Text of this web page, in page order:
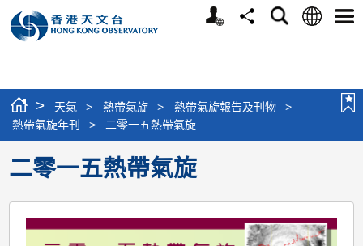
個
分
搜
語
選
> 天氣 > 熱帶氣旋 > 熱帶氣旋報告及刊物
>
熱帶氣旋年刊
> 二零一五熱帶氣旋
二零一五熱帶氣旋